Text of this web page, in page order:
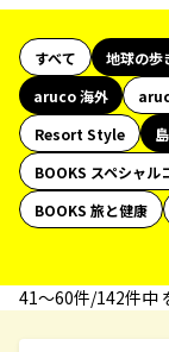
すべて 地球の歩
aruco 海外
Resort Style
BOOKS スペシャル
BOOKS 旅と健康
41〜60件/142件中